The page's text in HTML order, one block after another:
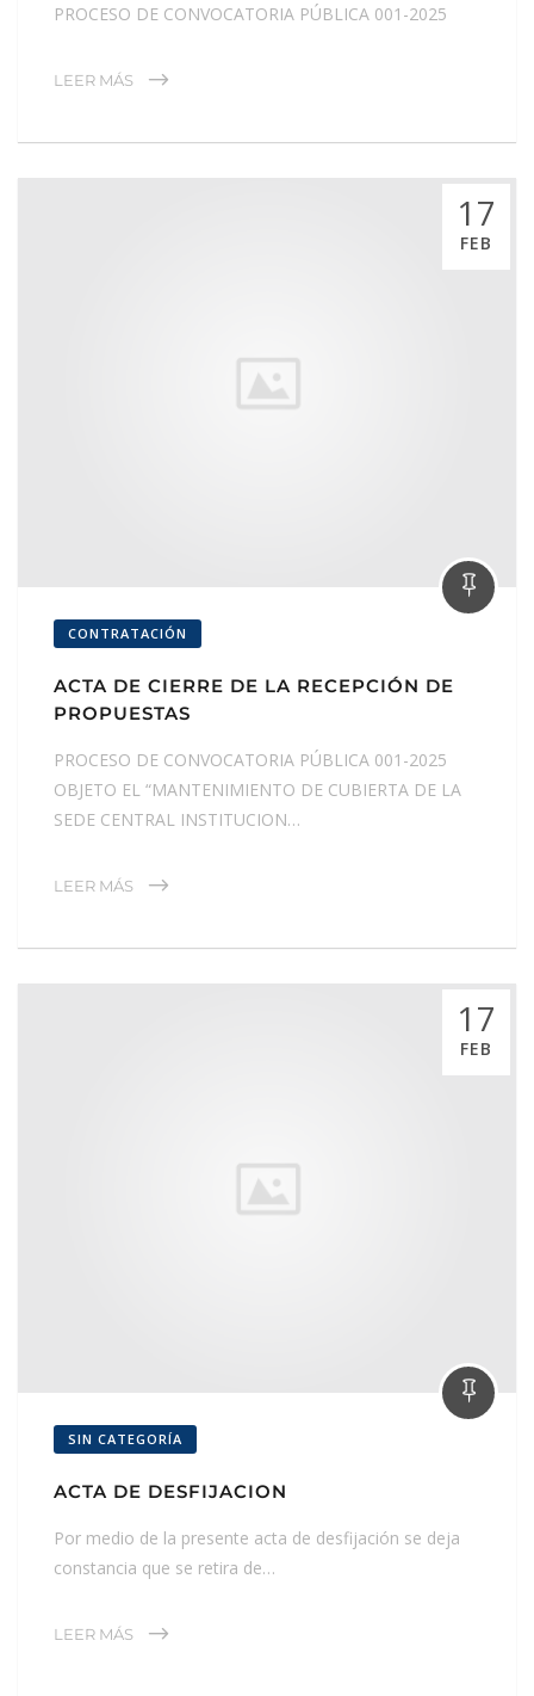
PROCESO DE CONVOCATORIA PÚBLICA 001-2025
LEER MÁS
17
FEB
CONTRATACIÓN
ACTA DE CIERRE DE LA RECEPCIÓN DE
PROPUESTAS
PROCESO DE CONVOCATORIA PÚBLICA 001-2025
OBJETO EL “MANTENIMIENTO DE CUBIERTA DE LA
SEDE CENTRAL INSTITUCION…
LEER MÁS
17
FEB
SIN CATEGORÍA
ACTA DE DESFIJACION
Por medio de la presente acta de desfijación se deja
constancia que se retira de…
LEER MÁS